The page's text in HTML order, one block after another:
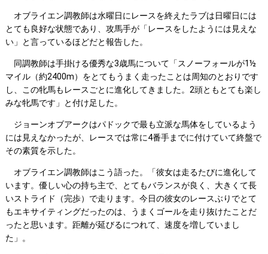
オブライエン調教師は水曜日にレースを終えたラブは日曜日には
とても良好な状態であり、攻馬手が「レースをしたようには見えな
い」と言っているほどだと報告した。
同調教師は手掛ける優秀な3歳馬について「スノーフォールが1½
マイル（約2400m）をとてもうまく走ったことは周知のとおりです
し、この牝馬もレースごとに進化してきました。2頭ともとても楽し
みな牝馬です」と付け足した。
ジョーンオブアークはパドックで最も立派な馬体をしているよう
には見えなかったが、レースでは常に4番手までに付けていて終盤で
その素質を示した。
オブライエン調教師はこう語った。「彼女は走るたびに進化して
います。優しい心の持ち主で、とてもバランスが良く、大きくて長
いストライド（完歩）で走ります。今日の彼女のレースぶりでとて
もエキサイティングだったのは、うまくゴールを走り抜けたことだ
ったと思います。距離が延びるにつれて、速度を増していまし
た」。